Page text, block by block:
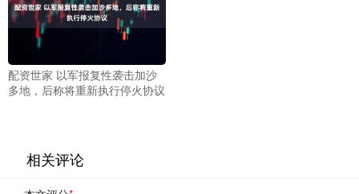
配资世家 以军报复性袭击加沙
多地，后称将重新执行停火协议
相关评论